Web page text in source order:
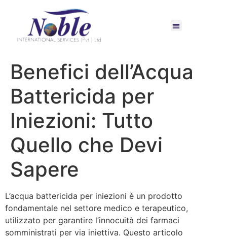
Benefici dell’Acqua
Battericida per
Iniezioni: Tutto
Quello che Devi
Sapere
L’acqua battericida per iniezioni è un prodotto
fondamentale nel settore medico e terapeutico,
utilizzato per garantire l’innocuità dei farmaci
somministrati per via iniettiva. Questo articolo